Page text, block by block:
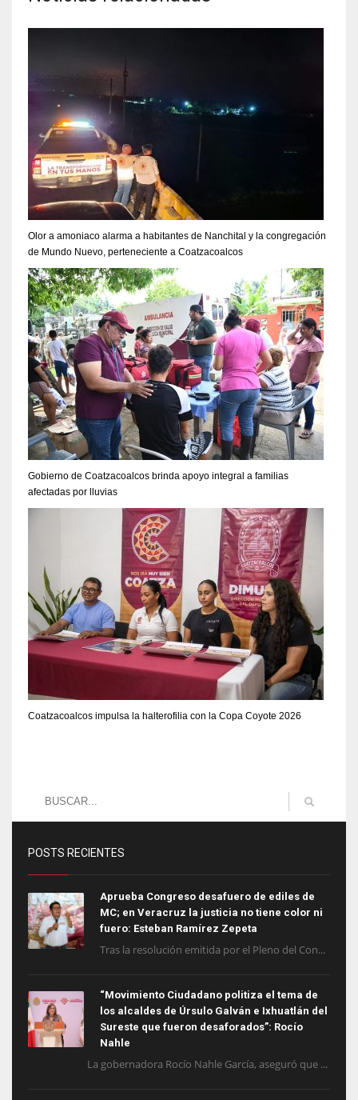
Olor a amoniaco alarma a habitantes de Nanchital y la congregación
de Mundo Nuevo, perteneciente a Coatzacoalcos
Gobierno de Coatzacoalcos brinda apoyo integral a familias
afectadas por lluvias
Coatzacoalcos impulsa la halterofilia con la Copa Coyote 2026
POSTS RECIENTES
Aprueba Congreso desafuero de ediles de
MC; en Veracruz la justicia no tiene color ni
fuero: Esteban Ramírez Zepeta
Tras la resolución emitida por el Pleno del Con...
“Movimiento Ciudadano politiza el tema de
los alcaldes de Úrsulo Galván e Ixhuatlán del
Sureste que fueron desaforados”: Rocío
Nahle
La gobernadora Rocío Nahle García, aseguró que ...